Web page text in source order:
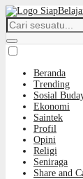
Beranda
Trending
Sosial
Ekonomi
Saintek
Profil
Opini
Religi
Seniraga
Share and